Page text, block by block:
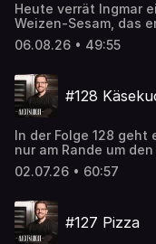
Heute verrät Ingmar
Weizen-Sesam, das
das er für das
Warum es für ihn so
129. Für die
06.08.26 • 49:55
#128
In der Folge 128 geht
nur am Rande um
um Varianten – zum
Käsekuchen ohne
Backstub‘ und das
02.07.26 • 60:57
#127 Pizza